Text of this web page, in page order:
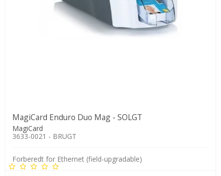
MagiCard Enduro Duo Mag - SOLGT
MagiCard
3633-0021 - BRUGT
Forberedt for Ethernet (field-upgradable)